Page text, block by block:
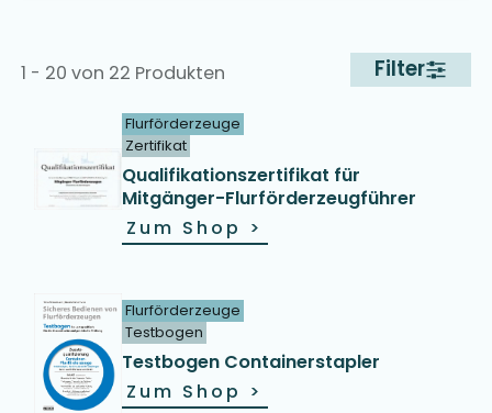
1 - 20 von 22 Produkten Filter
Flurförderzeuge
Zertifikat
Qualifikationszertifikat für
Mitgänger-Flurförderzeugführer
Zum Shop >
Flurförderzeuge
Testbogen
Testbogen Containerstapler
Zum Shop >